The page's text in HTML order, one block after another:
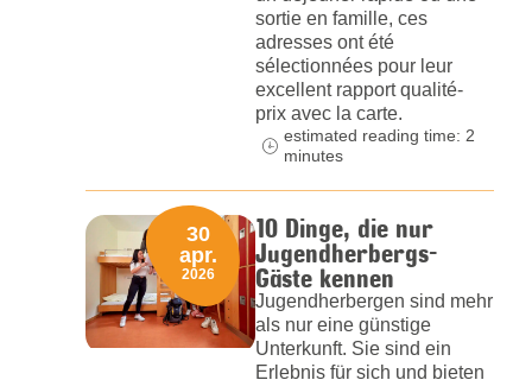
sortie en famille, ces
adresses ont été
sélectionnées pour leur
excellent rapport qualité-
prix avec la carte.
estimated reading time: 2
minutes
10 Dinge, die nur
Jugendherbergs-
Gäste kennen
Jugendherbergen sind mehr
als nur eine günstige
Unterkunft. Sie sind ein
Erlebnis für sich und bieten
30
apr.
2026